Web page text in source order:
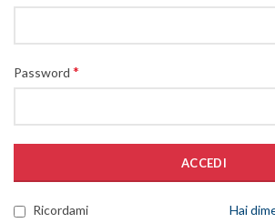
Password *
ACCEDI
Hai
Ricordami